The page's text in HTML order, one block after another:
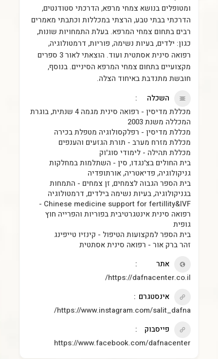
ומטופלים בנושא צמחי מרפא, הדרכתי סטודנטים,
הדרכתי בבתי טבע, הרצתי במכללות וכתבתי מאמרים
רבים בתחום צמחי המרפא. בעלת התמחויות שונות,
כגון: ילדים, בעיות נשימה, פוריות, דרמטולוגיה,
רפואה סינית אסתטית ועוד. הוצאתי לאור 3 ספרים
מקצועיים בתחום צמחי המרפא הסיניים. בנוסף,
חובשת מתנדבת באיחוד הצלה.
השכלה
מכללת מדיסין - רפואה סינית מגמה 4 שנתית, בוגרת
המכללה משנת 2003
מכללת מדיסין - רפלקסולוגיה מטפלת בכירה
מכללת מזרח מערב - תורת הגזעים והענפים
מכללת תהילה - לימודי סוג'וק
בית החולים בצ'נגדו, סין - השתלמות במחלקות
גניקולוגיה, פדיאטריה, אורתופדיה
בית הספר הגבוה לצמחים, זן צמחים - התמחות
בגניקולוגיה, בעיות נשימה בילדים, דרמטולוגיה
Chinese medicine support for fertillity&IVF -
רפואה סינית אינטגרטיבית בפוריות והפרייה חוץ
גופית
בית הספר למקצועות הטיפול - קינזיו טייפינג
זהר ברק אור - רפואה סינית אסתטית
אתר
https://dafnacenter.co.il/
אינסטגרם
https://www.instagram.com/salit_dafna/
פייסבוק
https://www.facebook.com/dafnacenter